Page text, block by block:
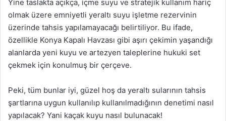
Yine taslakta açıkça, içme suyu ve stratejik kullanım hariç
olmak üzere emniyetli yeraltı suyu işletme rezervinin
üzerinde tahsis yapılamayacağı belirtiliyor. Bu ifade,
özellikle Konya Kapalı Havzası gibi aşırı çekimin yaşandığı
alanlarda yeni kuyu ve artezyen taleplerine hukuki set
çekmek için konulmuş bir çerçeve.
Peki, tüm bunlar iyi, güzel hoş da yeraltı sularının tahsis
şartlarına uygun kullanılıp kullanılmadığının denetimi nasıl
yapılacak? Yani kaçak kuyu nasıl bulunacak!